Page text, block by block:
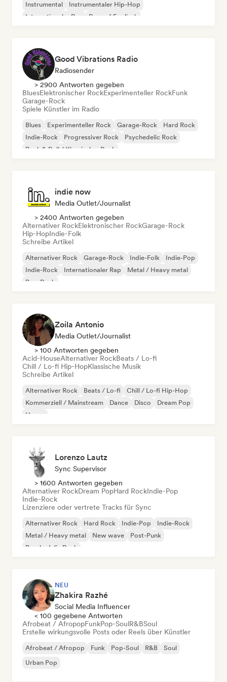
Instrumental
Instrumentaler Hip-Hop
Internationaler Rap
Rap auf Englisch
Good Vibrations Radio
Radiosender
> 2900 Antworten gegeben
BluesElektronischer RockExperimenteller RockFunk
Garage-Rock
Spiele Künstler im Radio
Blues Experimenteller Rock Garage-Rock
Hard Rock
Indie-Rock
Progressiver Rock
Psychedelic Rock
Rock & Roll / Klassischer Rock
indie now
Media Outlet/Journalist
> 2400 Antworten gegeben
Alternativer RockElektronischer RockGarage-Rock
Hip-HopIndie-Folk
Schreibe Artikel
Alternativer Rock Garage-Rock Indie-Folk
Indie-Pop
Indie-Rock
Internationaler Rap
Metal / Heavy metal
Pop-Rock
Zoila Antonio
Media Outlet/Journalist
> 100 Antworten gegeben
Acid-HouseAlternativer RockBeats / Lo-fi
Chill / Lo-fi Hip-HopKlassische Musik
Schreibe Artikel
Alternativer Rock Beats / Lo-fi
Chill / Lo-fi Hip-Hop
Kommerziell / Mainstream
Dance Disco
Dream Pop
House
Lorenzo Lautz
Sync Supervisor
> 1600 Antworten gegeben
Alternativer RockDream PopHard RockIndie-Pop
Indie-Rock
Lizenziere oder vertrete Tracks für Sync
Alternativer Rock Hard Rock Indie-Pop
Indie-Rock
Metal / Heavy metal
New wave
Post-Punk
Psychedelic Rock
NEU
Zhakira Razhé
Social Media Influencer
< 100 gegebene Antworten
Afrobeat / AfropopFunkPop-SoulR&BSoul
Erstelle wirkungsvolle Posts oder Reels über Künstler
Afrobeat / Afropop Funk Pop-Soul R&B
Soul
Urban Pop